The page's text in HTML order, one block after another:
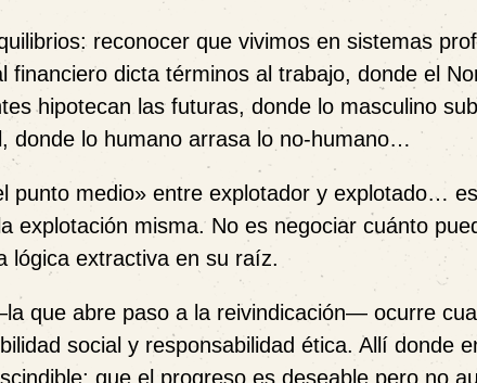
reconocer que vivimos en sistemas
financiero dicta términos al trabajo, donde el
hipotecan las futuras, donde lo masculino
donde lo humano arrasa lo no-humano…
punto medio» entre explotador y explotado…
explotación misma. No es negociar cuánto
extractiva en su raíz.
que abre paso a la reivindicación— ocurre
social y responsabilidad ética. Allí donde
que el progreso es deseable pero no